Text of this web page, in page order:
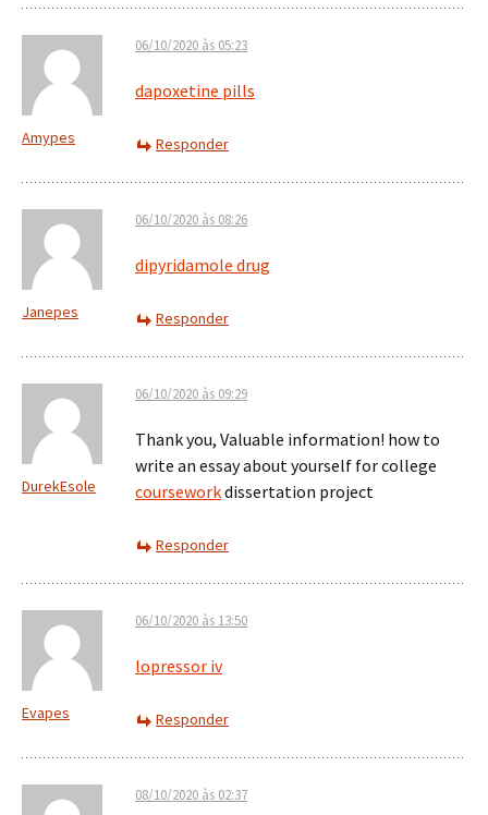
Amypes
06/10/2020 às 05:23
dapoxetine pills
Responder
Janepes
06/10/2020 às 08:26
dipyridamole drug
Responder
DurekEsole
06/10/2020 às 09:29
Thank you, Valuable information! how to
write an essay about yourself for college
courseworkdissertation project
Responder
Evapes
06/10/2020 às 13:50
lopressor iv
Responder
08/10/2020 às 02:37